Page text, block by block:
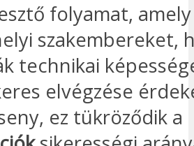
folyamat,
szakembereket,
technikai
elvégzése
ez tükröződik a